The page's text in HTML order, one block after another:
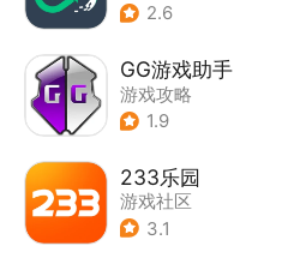
2.6
GG游戏助手
游戏攻略
1.9
233乐园
游戏社区
3.1